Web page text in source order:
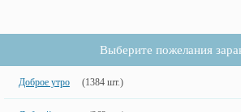
Выберите пожелания
Доброе утро (1384 шт.)